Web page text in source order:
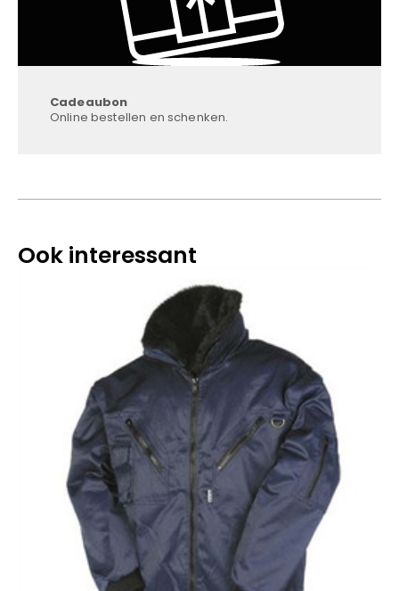
Cadeaubon
Online bestellen en schenken.
Ook interessant